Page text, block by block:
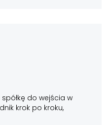
do wejścia w
krok po kroku,